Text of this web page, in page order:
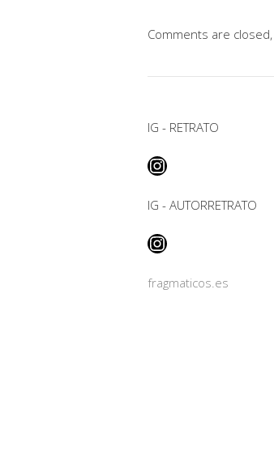
Comments are
IG - RETRATO
Instagram
IG - AUTORRETRATO
Instagram
fragmaticos.es